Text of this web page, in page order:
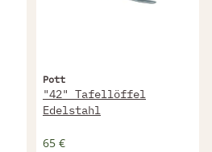
Pott
"42" Tafellöffel
Edelstahl
65 €